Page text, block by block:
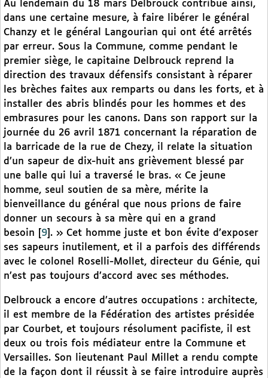
Au lendemain du 18 mars Delbrouck contribue ainsi,
dans une certaine mesure, à faire libérer le général
Chanzy et le général Langourian qui ont été arrêtés
par erreur. Sous la Commune, comme pendant le
premier siège, le capitaine Delbrouck reprend la
direction des travaux défensifs consistant à réparer
les brèches faites aux remparts ou dans les forts, et à
installer des abris blindés pour les hommes et des
embrasures pour les canons. Dans son rapport sur la
journée du 26 avril 1871 concernant la réparation de
la barricade de la rue de Chezy, il relate la situation
d’un sapeur de dix-huit ans grièvement blessé par
une balle qui lui a traversé le bras. « Ce jeune
homme, seul soutien de sa mère, mérite la
bienveillance du général que nous prions de faire
donner un secours à sa mère qui en a grand
besoin
9 . » Cet homme juste et bon évite d’exposer
ses sapeurs inutilement, et il a parfois des différends
avec le colonel Roselli-Mollet, directeur du Génie, qui
n’est pas toujours d’accord avec ses méthodes.
Delbrouck a encore d’autres occupations : architecte,
il est membre de la Fédération des artistes présidée
par Courbet, et toujours résolument pacifiste, il est
deux ou trois fois médiateur entre la Commune et
Versailles. Son lieutenant Paul Millet a rendu compte
de la façon dont il réussit à se faire introduire auprès